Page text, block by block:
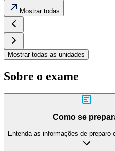
Mostrar todas
Mostrar todas as unidades
Sobre o exame
Como se
Entenda as informações de preparo